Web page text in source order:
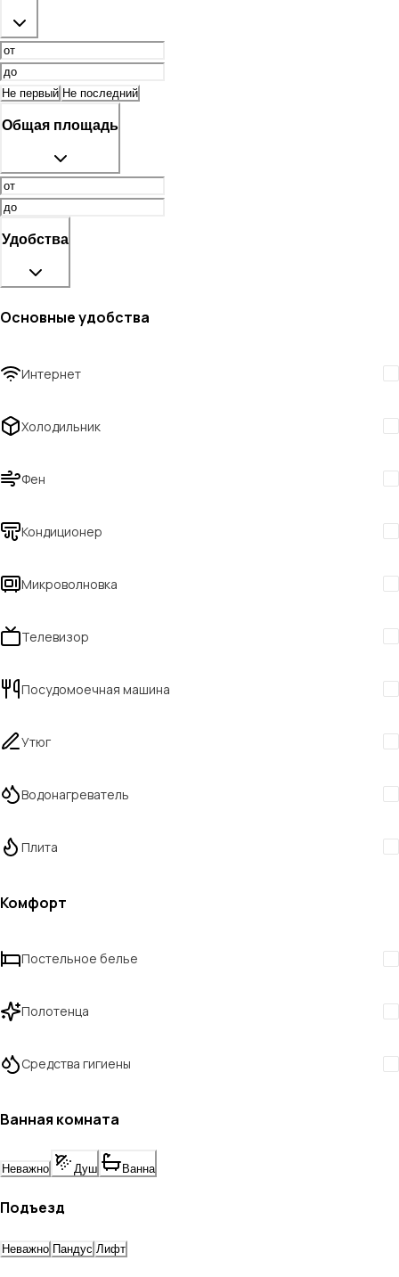
Не первый Не последний
Общая площадь
Удобства
Основные удобства
Интернет
Холодильник
Фен
Кондиционер
Микроволновка
Телевизор
Посудомоечная машина
Утюг
Водонагреватель
Плита
Комфорт
Постельное белье
Полотенца
Средства гигиены
Ванная комната
Неважно Душ Ванна
Подъезд
Неважно Пандус Лифт